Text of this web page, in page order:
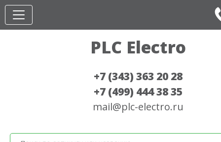
PLC Electro
+7 (343) 363 20 28
+7 (499) 444 38 35
mail@plc-electro.ru